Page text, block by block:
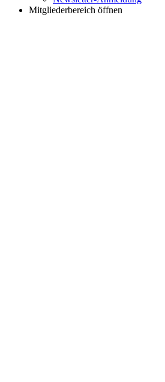
Mitgliederbereich öffnen